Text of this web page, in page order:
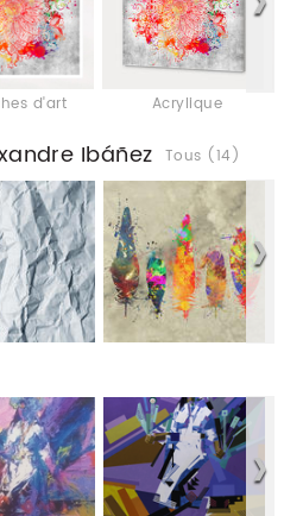
d'art Acrylique
Ibáñez Tous (14)